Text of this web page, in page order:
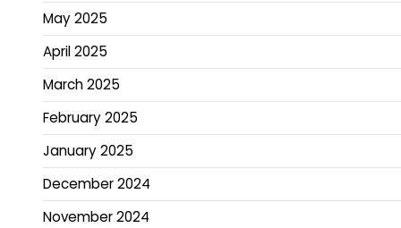
May 2025
April 2025
March 2025
February 2025
January 2025
December 2024
November 2024